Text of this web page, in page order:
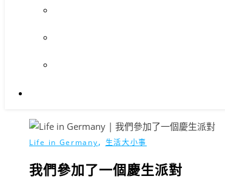
Life in Germany, 生活大小事
我們參加了一個慶生派對